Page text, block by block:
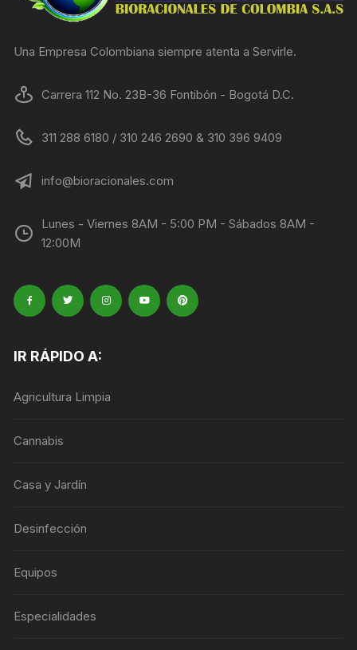
Una Empresa Colombiana siempre atenta a Servirle.
Carrera 112 No. 23B-36 Fontibón - Bogotá D.C.
311 288 6180 / 310 246 2690 & 310 396 9409
info@bioracionales.com
Lunes - Viernes 8AM - 5:00 PM - Sábados 8AM -
12:00M
IR RÁPIDO A:
Agricultura Limpia
Cannabis
Casa y Jardín
Desinfección
Equipos
Especialidades